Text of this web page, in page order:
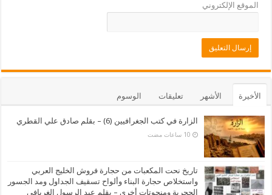
الموقع الإلكتروني
الأخيرة الأشهر تعليقات الوسوم
الزارة في كتب الجغرافيين (6) – بقلم صادق علي القطري
تاريخ نحت المكعبات من حجارة فروش الخليج العربي
واستخلاص حجارة البناء وألواح تسقيف الجداول ومد الجسور
الحجرية ومنحوتات أخرى – بقلم عبد الرسول الغريافي